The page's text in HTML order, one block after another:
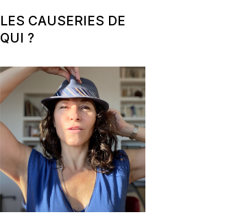
LES CAUSERIES DE
QUI ?